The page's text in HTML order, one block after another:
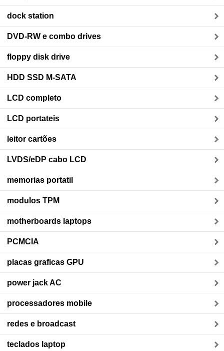
dock station
DVD-RW e combo drives
floppy disk drive
HDD SSD M-SATA
LCD completo
LCD portateis
leitor cartões
LVDS/eDP cabo LCD
memorias portatil
modulos TPM
motherboards laptops
PCMCIA
placas graficas GPU
power jack AC
processadores mobile
redes e broadcast
teclados laptop